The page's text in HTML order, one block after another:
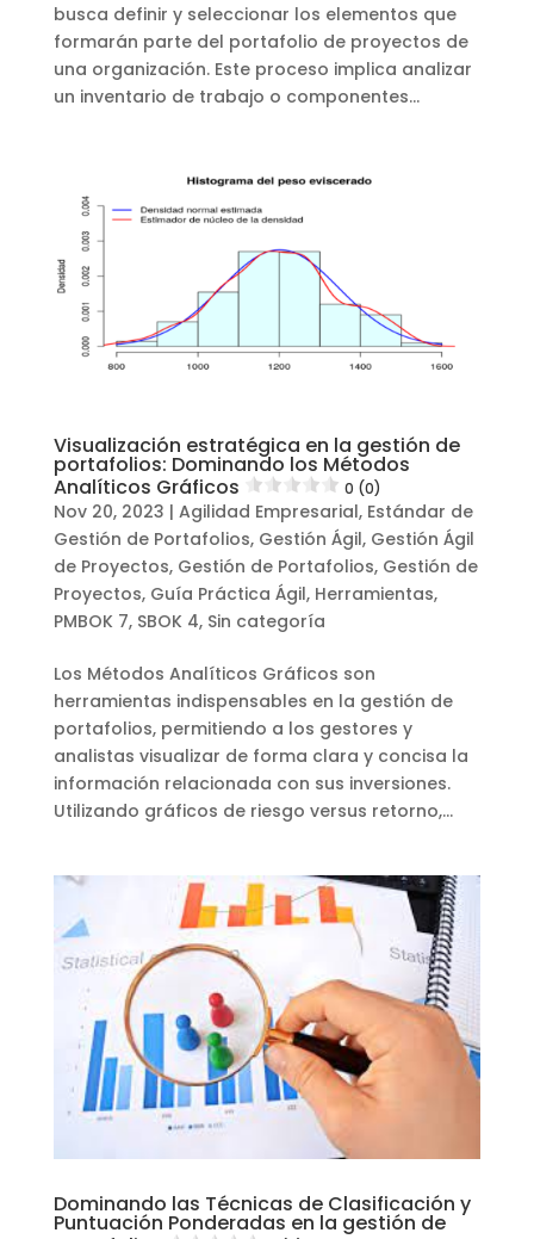
busca definir y seleccionar los elementos que
formarán parte del portafolio de proyectos de
una organización. Este proceso implica analizar
un inventario de trabajo o componentes...
Visualización estratégica en la gestión de
portafolios: Dominando los Métodos
Analíticos Gráficos
0 (0)
Nov 20, 2023 | Agilidad Empresarial, Estándar de
Gestión de Portafolios, Gestión Ágil, Gestión Ágil
de Proyectos, Gestión de Portafolios, Gestión de
Proyectos, Guía Práctica Ágil, Herramientas,
PMBOK 7, SBOK 4, Sin categoría
Los Métodos Analíticos Gráficos son
herramientas indispensables en la gestión de
portafolios, permitiendo a los gestores y
analistas visualizar de forma clara y concisa la
información relacionada con sus inversiones.
Utilizando gráficos de riesgo versus retorno,...
Dominando las Técnicas de Clasificación y
Puntuación Ponderadas en la gestión de